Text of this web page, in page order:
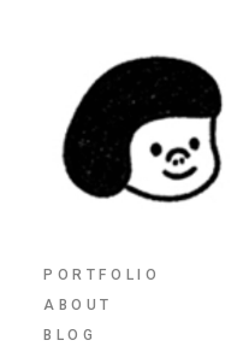
PORTFOLIO
ABOUT
BLOG